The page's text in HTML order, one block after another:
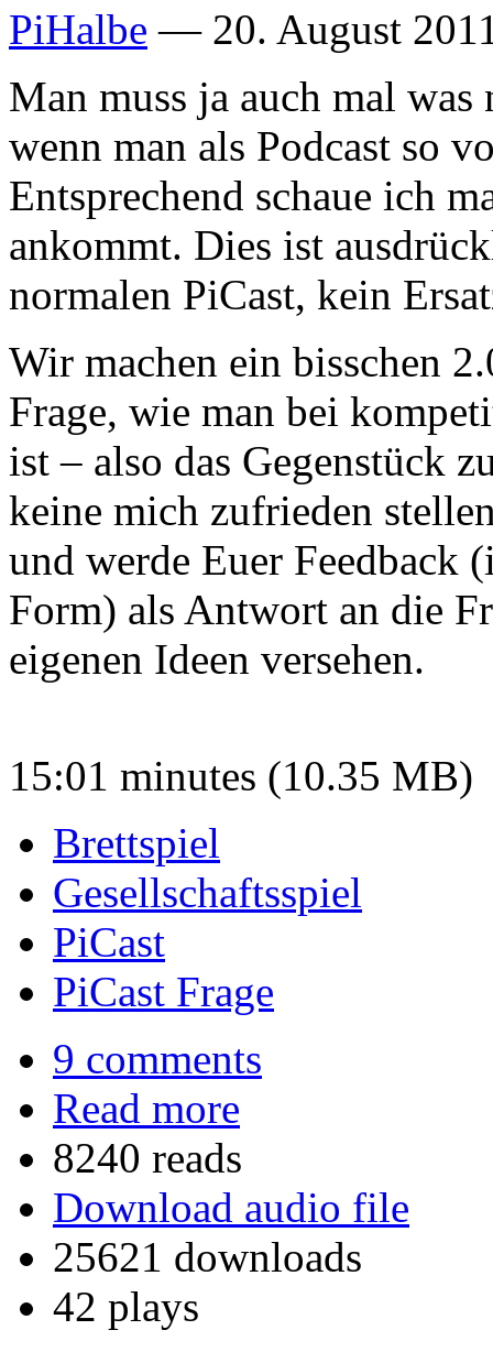
PiHalbe — 20. August
Man muss ja auch mal was
wenn man als Podcast so
Entsprechend schaue ich
ankommt. Dies ist
normalen PiCast, kein
Wir machen ein bisschen
Frage, wie man bei
ist – also das Gegenstück
keine mich zufrieden
und werde Euer Feedback
Form) als Antwort an die
eigenen Ideen versehen.
15:01 minutes (10.35 MB)
Brettspiel
Gesellschaftsspiel
PiCast
PiCast Frage
9 comments
Read more
8240 reads
Download audio file
25621 downloads
42 plays